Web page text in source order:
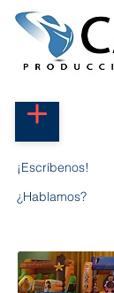
¿Hablamos?
¡Escríbenos!